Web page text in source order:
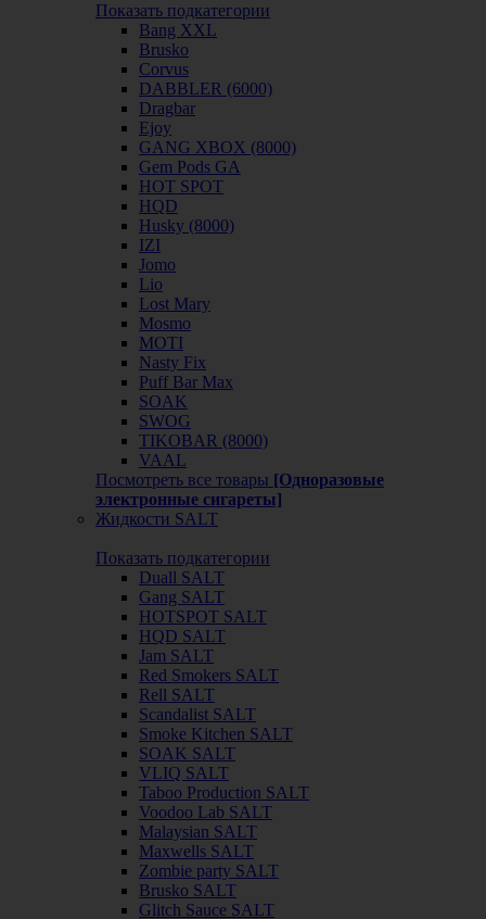
Показать подкатегории
Bang XXL
Brusko
Corvus
DABBLER (6000)
Dragbar
Ejoy
GANG XBOX (8000)
Gem Pods GA
HOT SPOT
HQD
Husky (8000)
IZI
Jomo
Lio
Lost Mary
Mosmo
MOTI
Nasty Fix
Puff Bar Max
SOAK
SWOG
TIKOBAR (8000)
VAAL
Посмотреть все товары [Одноразовые
электронные сигареты]
Жидкости SALT
Показать подкатегории
Duall SALT
Gang SALT
HOTSPOT SALT
HQD SALT
Jam SALT
Red Smokers SALT
Rell SALT
Scandalist SALT
Smoke Kitchen SALT
SOAK SALT
VLIQ SALT
Taboo Production SALT
Voodoo Lab SALT
Malaysian SALT
Maxwells SALT
Zombie party SALT
Brusko SALT
Glitch Sauce SALT